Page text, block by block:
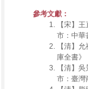
參考文獻：
【宋】
市：中華
【清】
庫全書》
【清】
市：臺灣